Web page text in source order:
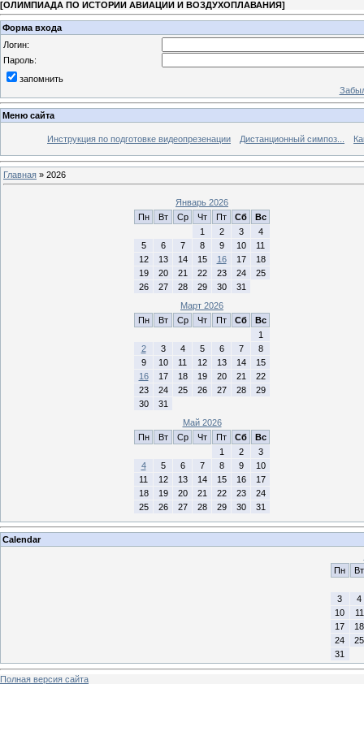
[ОЛИМПИАДА ПО ИСТОРИИ АВИАЦИИ И ВОЗДУХОПЛАВАНИЯ]
Форма входа
Логин:
Пароль:
запомнить
Меню сайта
Инструкция по подготовке видеопрезенации Дистанционный симпоз...
Главная » 2026
Январь 2026
Пн
Вт Ср Чт Пт Сб
Вс
1
2 3
4
5
6 7 8 9 10
11
12
13 14 15 16 17
18
19
20 21 22 23 24
25
26
27 28 29 30
31
Март 2026
Пн
Вт Ср Чт Пт Сб
Вс
1
2
3 4 5 6 7
8
9
10 11 12 13 14
15
16
17 18 19 20 21
22
23
24 25 26 27 28
29
30
31
Май 2026
Пн
Вт Ср Чт Пт Сб
Вс
1
2
3
4
5 6 7 8 9
10
11
12 13 14 15 16
17
18
19 20 21 22 23
24
25
26 27 28 29 30 31
Calendar
Пн
Вт
3
4
10
11
17
18
24
25
31
Полная версия сайта